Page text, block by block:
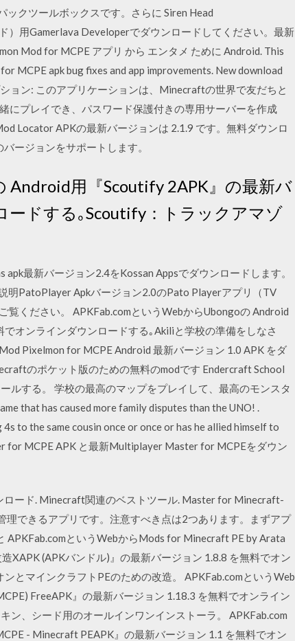
クツールボックスです。さらに Siren Head
）用Gamerlava Developerでダウンロードしてください。最新
Mod for MCPE アプリ から エンタメ ために Android. This
MCPE apk bug fixes and app improvements. New download
ン: このアプリケーションは、Minecraftの世界で友だちと
にプレイでき、パスワード保護付きの専用サーバーを作成
Locator APKの最新バージョンは 2.1.9 です。無料ダウンロ
ージョンをサポートします。
Android用『Scoutify 2APK』の最新バ
ードする｡Scoutify：トラックアマゾ
最新バージョン2.4をKossan Appsでダウンロードします。
明PatoPlayer Apkバージョン2.0のPato Playerアプリ（TV
ください。 APKFab.comというWebからUbongoの Android
オンラインダウンロードする｡Akiliと学校の準備をしなさ
Pixelmon for MCPE Android 最新バージョン 1.0 APK をダ
のポケット版のための無料のmodです Endercraft School
ルする。 学校の最高のマップをプレイして、最高のモンスタ
that has caused more family disputes than the UNO! .
to the same cousin once or once or has he allied himself to
for MCPE APK と最新Multiplayer Master for MCPEをダウン
ード. Minecraft関連のベストツール. Master for Minecraft-
できるアプリです。注意すべき点は2つあります。まずアプ
というWebからMods for Minecraft PE by Arata
XAPK (APKバンドル)』の最新バージョン 1.8.8 を無料でオン
とマインクラフトPEのための改造。 APKFab.comというWeb
FreeAPK』の最新バージョン 1.18.3 を無料でオンライン
ン、シード用のオールインワンインストーラ。 APKFab.com
- Minecraft PEAPK』の最新バージョン 1.1 を無料でオン